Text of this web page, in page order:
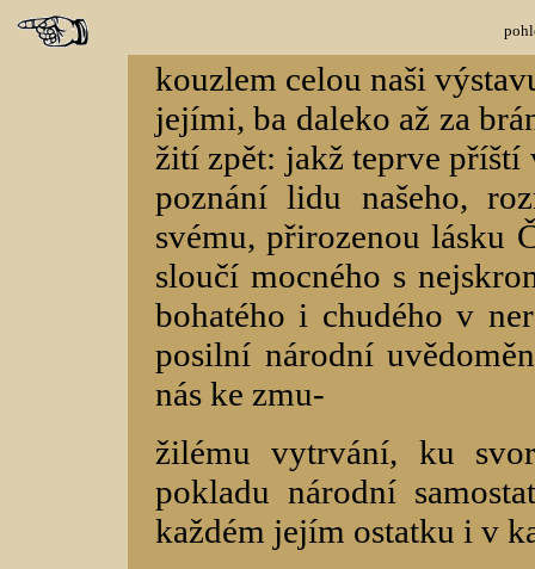
kouzlem celou naši
jejími, ba daleko až za
žití zpět: jakž teprve příští
poznání lidu našeho,
svému, přirozenou lásku
sloučí mocného s
bohatého i chudého v
posilní národní
nás ke zmu-
žilému vytrvání, ku
pokladu národní
každém jejím ostatku i v